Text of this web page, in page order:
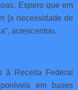
Espero que em
[a necessidade de
acrescentou.
à Receita Federal
em bases